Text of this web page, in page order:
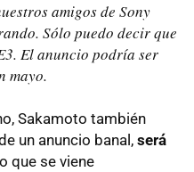
amigos de Sony
Sólo puedo decir que
El anuncio podría ser
mayo.
Sakamoto también
un anuncio banal,será
que se viene